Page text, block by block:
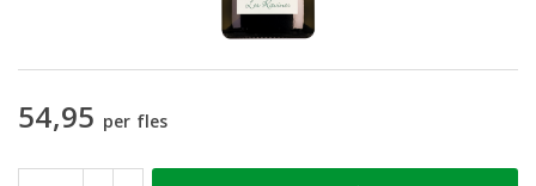
54,95 per fles